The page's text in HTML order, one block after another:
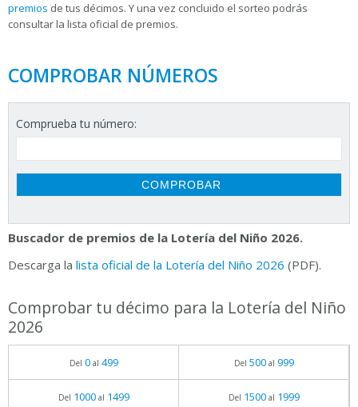
premios de tus décimos. Y una vez concluido el sorteo podrás
consultar la lista oficial de premios.
COMPROBAR NÚMEROS
Comprueba tu número:
Buscador de premios de la Lotería del Niño 2026.
Descarga la lista oficial de la Lotería del Niño 2026 (PDF).
Comprobar tu décimo para la Lotería del Niño
2026
Del 0al 499 Del 500al 999
Del 1000al 1499 Del 1500al 1999